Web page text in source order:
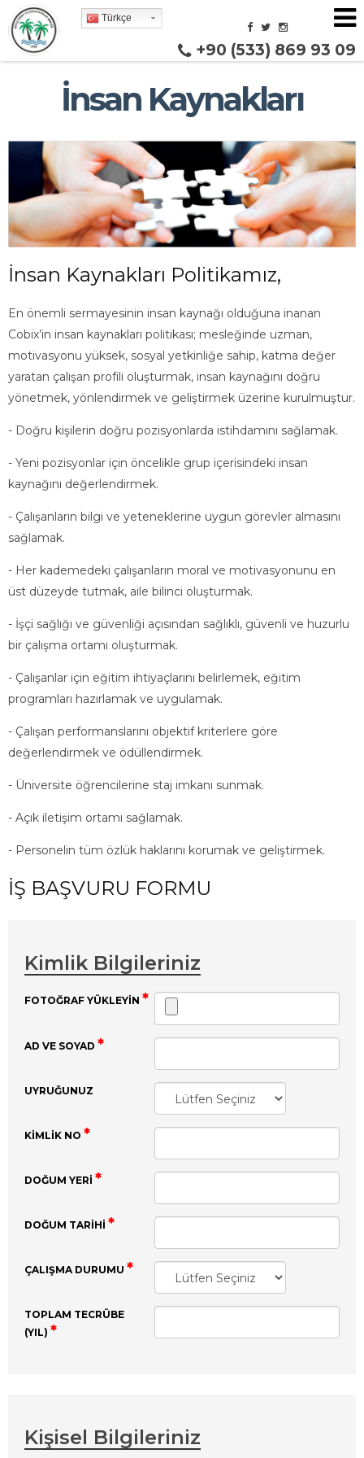
Türkçe
+90 (533) 869 93 09
İnsan Kaynakları
İnsan Kaynakları Politikamız,
En önemli sermayesinin insan kaynağı olduğuna inanan
Cobix’in insan kaynakları politikası; mesleğinde uzman,
motivasyonu yüksek, sosyal yetkinliğe sahip, katma değer
yaratan çalışan profili oluşturmak, insan kaynağını doğru
yönetmek, yönlendirmek ve geliştirmek üzerine kurulmuştur.
- Doğru kişilerin doğru pozisyonlarda istihdamını sağlamak.
- Yeni pozisyonlar için öncelikle grup içerisindeki insan
kaynağını değerlendirmek.
- Çalışanların bilgi ve yeteneklerine uygun görevler almasını
sağlamak.
- Her kademedeki çalışanların moral ve motivasyonunu en
üst düzeyde tutmak, aile bilinci oluşturmak.
- İşçi sağlığı ve güvenliği açısından sağlıklı, güvenli ve huzurlu
bir çalışma ortamı oluşturmak.
- Çalışanlar için eğitim ihtiyaçlarını belirlemek, eğitim
programları hazırlamak ve uygulamak.
- Çalışan performanslarını objektif kriterlere göre
değerlendirmek ve ödüllendirmek.
- Üniversite öğrencilerine staj imkanı sunmak.
- Açık iletişim ortamı sağlamak.
- Personelin tüm özlük haklarını korumak ve geliştirmek.
İŞ BAŞVURU FORMU
Kimlik Bilgileriniz
FOTOĞRAF YÜKLEYIN
AD VE SOYAD
UYRUĞUNUZ
KIMLIK NO
DOĞUM YERI
DOĞUM TARIHI
ÇALIŞMA DURUMU
TOPLAM TECRÜBE
(YIL)
Kişisel Bilgileriniz